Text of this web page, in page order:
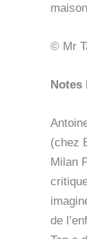
© Mr
Notes
(chez
Milan
de